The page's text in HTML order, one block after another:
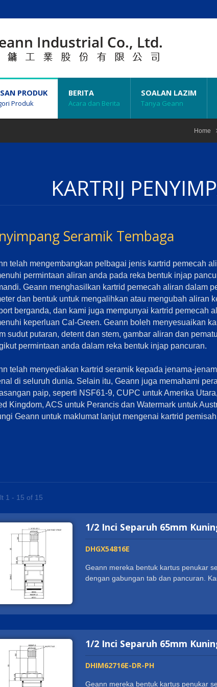
PRODUK
Produk
BERITA
Acara dan Berita
SOALAN LAZIM
Tanya Geann
Home
KARTRIJ
Seramik Tembaga
telah mengembangkan pelbagai jenis kartrid pemecah
permintaan aliran anda pada reka bentuk injap
Geann menghasilkan kartrid pemecah aliran dalam
dan bentuk untuk mengalihkan atau mengubah aliran
berganda, dan kami juga mempunyai kartrid pemecah
keperluan Cal-Green. Geann boleh menyesuaikan
sudut putaran, detent dan stem, gambar aliran dan
permintaan anda dalam reka bentuk injap pancuran.
telah menyediakan kartrid seramik kepada jenama-
di seluruh dunia. Selain itu, Geann juga memahami
paip, seperti NSF61-9, CUPC untuk Amerika
Kingdom, ACS untuk Perancis dan Watermark untuk
Geann untuk maklumat lanjut mengenai kartrid
1 - 15 of 15
1/2 Inci Separuh 65mm
DHGX54816E
Geann mereka bentuk kartus penukar
dengan gabungan tab dan pancuran.
membolehkan kami bekerjasama
reputasi yang baik dari rakan-rakan.
harapan anda. Kami dengan senang
1/2 Inci Separuh 65mm
DHIM62716E-DR-PH
Geann mereka bentuk kartus penukar